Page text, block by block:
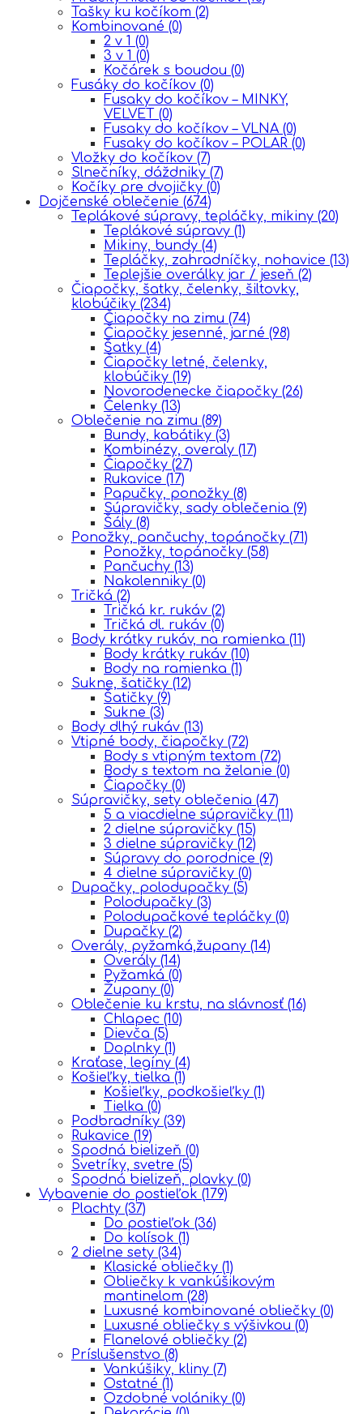
Tašky ku kočíkom (2)
Kombinované (0)
2 v 1 (0)
3 v 1 (0)
Kočárek s boudou (0)
Fusáky do kočíkov (0)
Fusaky do kočíkov – MINKY,
VELVET (0)
Fusaky do kočíkov – VLNA (0)
Fusaky do kočíkov – POLAR (0)
Vložky do kočíkov (7)
Slnečníky, dáždniky (7)
Kočíky pre dvojičky (0)
Dojčenské oblečenie (674)
Teplákové súpravy, tepláčky, mikiny (20)
Teplákové súpravy (1)
Mikiny, bundy (4)
Tepláčky, zahradníčky, nohavice (13)
Teplejšie overálky jar / jeseň (2)
Čiapočky, šatky, čelenky, šiltovky,
klobúčiky (234)
Čiapočky na zimu (74)
Čiapočky jesenné, jarné (98)
Šatky (4)
Čiapočky letné, čelenky,
klobúčiky (19)
Novorodenecke čiapočky (26)
Čelenky (13)
Oblečenie na zimu (89)
Bundy, kabátiky (3)
Kombinézy, overaly (17)
Čiapočky (27)
Rukavice (17)
Papučky, ponožky (8)
Súpravičky, sady oblečenia (9)
Šály (8)
Ponožky, pančuchy, topánočky (71)
Ponožky, topánočky (58)
Pančuchy (13)
Nakolenniky (0)
Tričká (2)
Tričká kr. rukáv (2)
Tričká dl. rukáv (0)
Body krátky rukáv, na ramienka (11)
Body krátky rukáv (10)
Body na ramienka (1)
Sukne, šatičky (12)
Šatičky (9)
Sukne (3)
Body dlhý rukáv (13)
Vtipné body, čiapočky (72)
Body s vtipným textom (72)
Body s textom na želanie (0)
Čiapočky (0)
Súpravičky, sety oblečenia (47)
5 a viacdielne súpravičky (11)
2 dielne súpravičky (15)
3 dielne súpravičky (12)
Súpravy do porodnice (9)
4 dielne súpravičky (0)
Dupačky, polodupačky (5)
Polodupačky (3)
Polodupačkové tepláčky (0)
Dupačky (2)
Overály, pyžamká,župany (14)
Overály (14)
Pyžamká (0)
Župany (0)
Oblečenie ku krstu, na slávnosť (16)
Chlapec (10)
Dievča (5)
Doplnky (1)
Kraťase, legíny (4)
Košieľky, tielka (1)
Košieľky, podkošieľky (1)
Tielka (0)
Podbradníky (39)
Rukavice (19)
Spodná bielizeň (0)
Svetríky, svetre (5)
Spodná bielizeň, plavky (0)
Vybavenie do postieľok (179)
Plachty (37)
Do postieľok (36)
Do kolísok (1)
2 dielne sety (34)
Klasické obliečky (1)
Obliečky k vankúšikovým
mantinelom (28)
Luxusné kombinované obliečky (0)
Luxusné obliečky s výšivkou (0)
Flanelové obliečky (2)
Príslušenstvo (8)
Vankúšiky, kliny (7)
Ostatné (1)
Ozdobné volániky (0)